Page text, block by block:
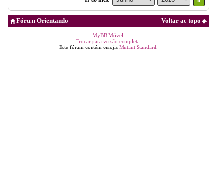
Voltar ao topo
Fórum Orientando
MyBB Móvel
Trocar para versão completa
Este fórum contém emojis Mutant Standard